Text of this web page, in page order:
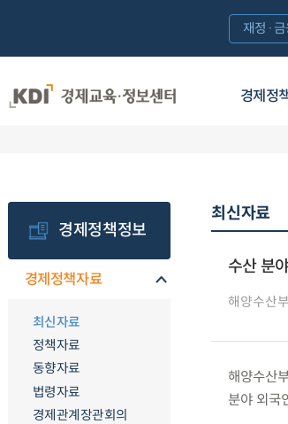
경제정
재정·금
경제정책정보
경제정책자료
최신자료
정책자료
동향자료
법령자료
경제관계장관회의
최신자료
수산 분
해양수산
해양수산
분야 외국